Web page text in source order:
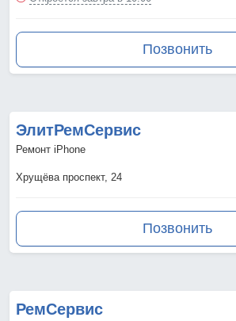
Позвонить
ЭлитРемСервис
Ремонт iPhone
Хрущёва проспект, 24
Позвонить
РемСервис